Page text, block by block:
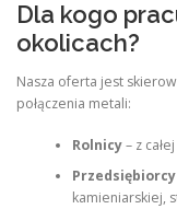
Dla kogo
okolicach?
Nasza oferta jest
połączenia metali:
Rolnicy– z
Przedsiębiorcy
kamieniarskiej,